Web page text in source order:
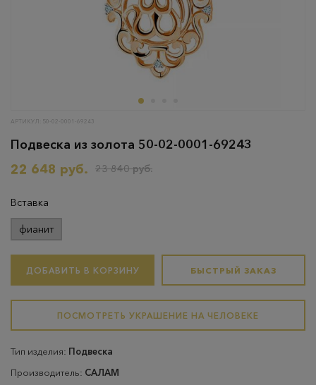
АРТИКУЛ: 50-02-0001-69243
Подвеска из золота 50-02-0001-69243
22 648 руб.
23 840 руб.
Вставка
фианит
ДОБАВИТЬ В КОРЗИНУ БЫСТРЫЙ ЗАКАЗ
ПОСМОТРЕТЬ УКРАШЕНИЕ НА ЧЕЛОВЕКЕ
Тип изделия: Подвеска
Производитель: САЛАМ